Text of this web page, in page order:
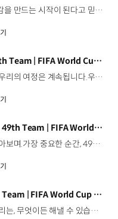
우리는 움직임이 영감을 만드는 시작이 된다고 믿습니다. 기아만의 Movement로 당신의 일상에 영감을 더해줄 2026 Kia Collection을 만나보세요. Designed to move you. Kia Collection 자세히 보기 ▶ #Kia #기아 #KiaCollection #기아컬렉션 #Designedtomoveyou #lifestyle
Forever 49th | 49th Team | FIFA World Cup 2026™
월드컵은 끝나지만, 우리의 여정은 계속됩니다.우리는 영원한 49번째 팀입니다. 자세히 보기 ▶ #Kia #InspirationConnectsUsAll #49thTeam #OMBC #FIFAWorldCup2026 유튜브 쇼츠 보기 >
Legends Verdict | 49th Team | FIFA World Cup 2026™
잊지 못할 여정을 돌아보며.가장 중요한 순간, 49번째 팀이 공을 건네며 완벽하게 임무를 해낸 그 순간을 함께 돌아봅니다. 자세히 보기 ▶ #Kia #InspirationConnectsUsAll #49thTeam #OMBC #FIFAWorldCup2026 유튜브 쇼츠 보기 >
Class of ’26 | 49th Team | FIFA World Cup 2026™
영감으로 하나 된 우리는, 무엇이든 해낼 수 있습니다.세계 곳곳에서 모인 2026년의 주인공들이 FIFA 월드컵™ 오피셜 매치볼 캐리어로 꿈의 무대에 섰습니다. 자세히 보기 ▶ #Kia #InspirationConnectsUsAll #49thTeam #OMBC #FIFAWorldCup2026 유튜브 쇼츠 보기 >